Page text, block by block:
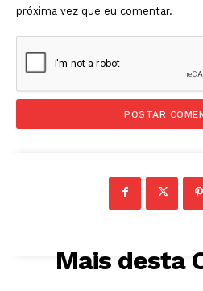
próxima vez que eu comentar.
Mais desta